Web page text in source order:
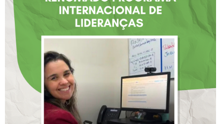
FISIOTERAPEUTA COM
ATUAÇÃO NA BAHIA É
SELECIONADA EM
RENOMADO PROGRAMA
INTERNACIONAL DE
LIDERANÇAS